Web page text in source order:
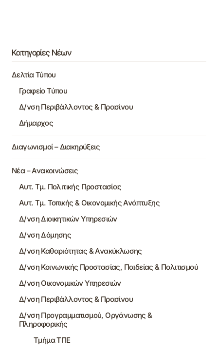
Κατηγορίες Νέων
Δελτία Τύπου
Γραφείο Τύπου
Δ/νση Περιβάλλοντος & Πρασίνου
Δήμαρχος
Διαγωνισμοί – Διακηρύξεις
Νέα – Ανακοινώσεις
Αυτ. Τμ. Πολιτικής Προστασίας
Αυτ. Τμ. Τοπικής & Οικονομικής Ανάπτυξης
Δ/νση Διοικητικών Υπηρεσιών
Δ/νση Δόμησης
Δ/νση Καθαριότητας & Ανακύκλωσης
Δ/νση Κοινωνικής Προστασίας, Παιδείας & Πολιτισμού
Δ/νση Οικονομικών Υπηρεσιών
Δ/νση Περιβάλλοντος & Πρασίνου
Δ/νση Προγραμματισμού, Οργάνωσης &
Πληροφορικής
Τμήμα ΤΠΕ